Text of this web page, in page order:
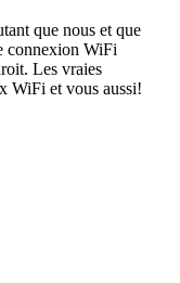
que nous et que
connexion WiFi
Les vraies
WiFi et vous aussi!